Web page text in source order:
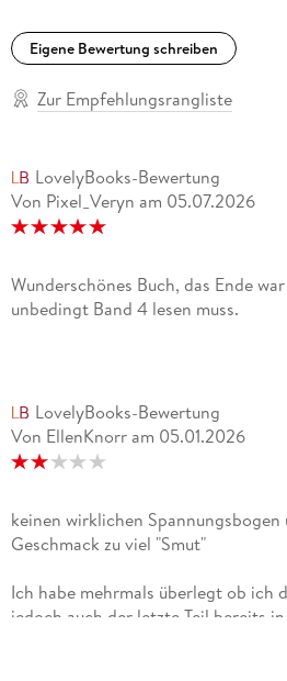
Eigene Bewertung schreiben
Zur Empfehlungsrangliste
LovelyBooks-Bewertung
Von Pixel_Veryn am 05.07.2026
Wunderschönes Buch, das Ende
unbedingt Band 4 lesen muss.
LovelyBooks-Bewertung
Von EllenKnorr am 05.01.2026
keinen wirklichen Spannungsbogen
Geschmack zu viel "Smut"
Ich habe mehrmals überlegt ob ich
jedoch auch der letzte Teil bereits